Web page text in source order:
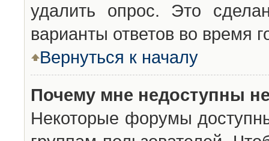
удалить опрос. Это
варианты ответов во время
Вернуться к началу
Почему мне недоступны
Некоторые форумы